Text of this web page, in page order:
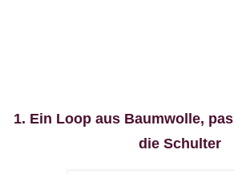
1. Ein Loop aus Baumwolle,
die Schulter